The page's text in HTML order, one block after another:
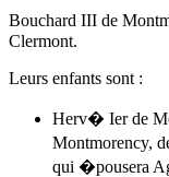
Bouchard III de
Clermont.
Leurs enfants sont :
Herv� Ier de
Montmorency,
qui �pousera